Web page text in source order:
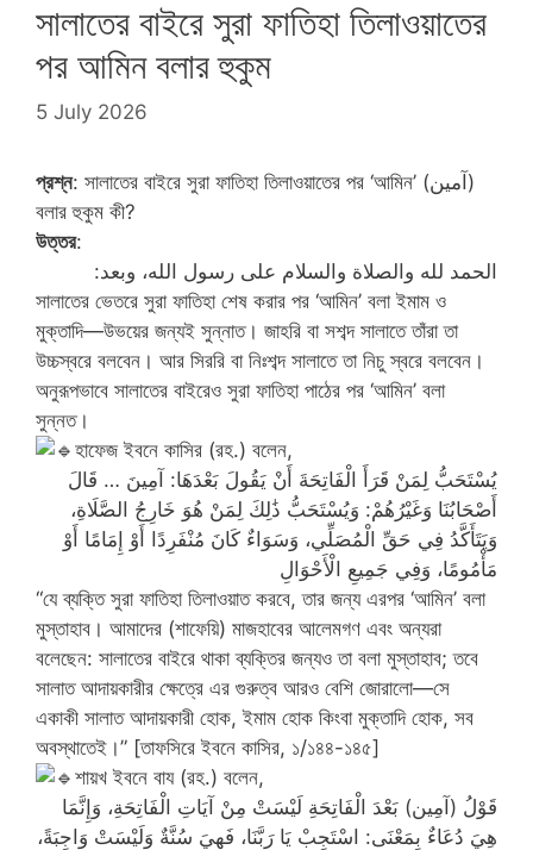
সালাতের বাইরে সুরা ফাতিহা তিলাওয়াতের
পর আমিন বলার হুকুম
5 July 2026
প্রশ্ন: সালাতের বাইরে সুরা ফাতিহা তিলাওয়াতের পর ‘আমিন’ (آمين)
বলার হুকুম কী?
উত্তর:
الحمد لله والصلاة والسلام على رسول الله، وبعد:
সালাতের ভেতরে সুরা ফাতিহা শেষ করার পর ‘আমিন’ বলা ইমাম ও
মুক্তাদি—উভয়ের জন্যই সুন্নাত। জাহরি বা সশব্দ সালাতে তাঁরা তা
উচ্চস্বরে বলবেন। আর সিররি বা নিঃশব্দ সালাতে তা নিচু স্বরে বলবেন।
অনুরূপভাবে সালাতের বাইরেও সুরা ফাতিহা পাঠের পর ‘আমিন’ বলা
সুন্নত।
হাফেজ ইবনে কাসির (রহ.) বলেন,
يُسْتَحَبُّ لِمَنْ قَرَأَ الْفَاتِحَةَ أَنْ يَقُولَ بَعْدَهَا: آمِينَ … قَالَ
أَصْحَابُنَا وَغَيْرُهُمْ: وَيُسْتَحَبُّ ذَٰلِكَ لِمَنْ هُوَ خَارِجُ الصَّلَاةِ،
وَيَتَأَكَّدُ فِي حَقِّ الْمُصَلِّي، وَسَوَاءٌ كَانَ مُنْفَرِدًا أَوْ إِمَامًا أَوْ
مَأْمُومًا، وَفِي جَمِيعِ الْأَحْوَالِ
“যে ব্যক্তি সুরা ফাতিহা তিলাওয়াত করবে, তার জন্য এরপর ‘আমিন’ বলা
মুস্তাহাব। আমাদের (শাফেয়ি) মাজহাবের আলেমগণ এবং অন্যরা
বলেছেন: সালাতের বাইরে থাকা ব্যক্তির জন্যও তা বলা মুস্তাহাব; তবে
সালাত আদায়কারীর ক্ষেত্রে এর গুরুত্ব আরও বেশি জোরালো—সে
একাকী সালাত আদায়কারী হোক, ইমাম হোক কিংবা মুক্তাদি হোক, সব
অবস্থাতেই।” [তাফসিরে ইবনে কাসির, ১/১৪৪-১৪৫]
শায়খ ইবনে বায (রহ.) বলেন,
قَوْلُ (آمِين) بَعْدَ الْفَاتِحَةِ لَيْسَتْ مِنْ آيَاتِ الْفَاتِحَةِ، وَإِنَّمَا
هِيَ دُعَاءٌ بِمَعْنَى: اسْتَجِبْ يَا رَبَّنَا، فَهِيَ سُنَّةٌ وَلَيْسَتْ وَاجِبَةً،